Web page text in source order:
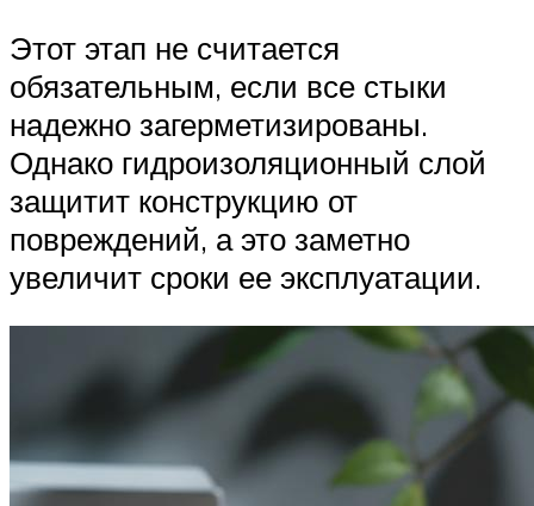
Этот этап не считается
обязательным, если все стыки
надежно загерметизированы.
Однако гидроизоляционный слой
защитит конструкцию от
повреждений, а это заметно
увеличит сроки ее эксплуатации.